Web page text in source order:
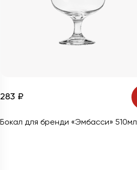
283 ₽
Бокал для бренди «Эмбасси» 510мл